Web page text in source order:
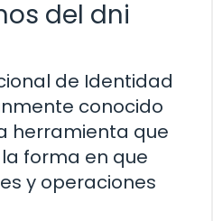
del dni
de Identidad
conocido
herramienta que
forma en que
y operaciones